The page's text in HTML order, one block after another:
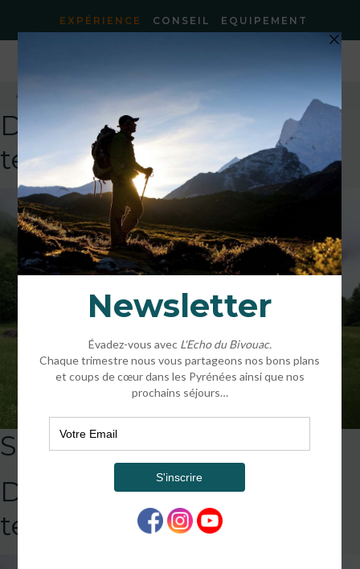
EXPÉRIENCE CONSEIL EQUIPEMENT
Accueil Expérience bivouac – de juin à octobre
DEFAULT
template!!!!!attachment
Séjour Aspe 1
DEFAULT
template!!!!!attachment